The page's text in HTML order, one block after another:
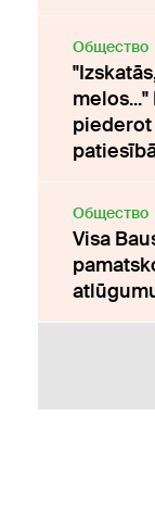
Oбщество
piederot
Oбщество
Visa